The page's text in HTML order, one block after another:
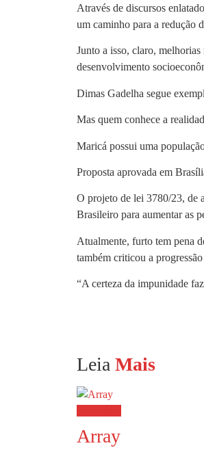
Através de discursos
um caminho para a redução
Junto a isso, claro,
desenvolvimento
Dimas Gadelha segue
Mas quem conhece a
Maricá possui uma
Proposta aprovada em
O projeto de lei 3780/23, de
Brasileiro para aumentar as
Atualmente, furto tem pena
também criticou a
“A certeza da impunidade
Leia Mais
Array